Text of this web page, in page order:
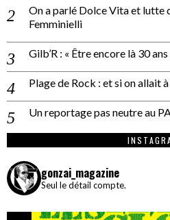
On a parlé Dolce Vita et lutte
Femminielli
Gilb’R : « Être encore là 30
Plage de Rock : et si on allait
Un reportage pas neutre au
gonzai_magazine
Seul le détail compte.